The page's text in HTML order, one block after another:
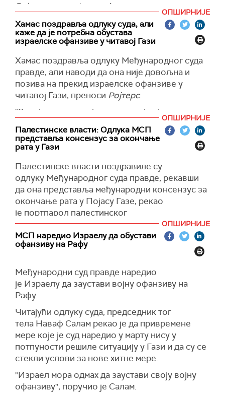
Ројтерс
цитира јужноафричко одељење за
међународне односе које каже да је "наредба
светског суда револуционарна".
"Ова наредба је обавезујућа и Израел мора да
је се придржава", поручују.
Како преносиРојтерс, Јужна Африка је рекла
да ће се обратити Савету безбедности УН са
налогом Међународног суда правде.
Јужноафрички адвокати затражили су прошле
недеље од МСП-а да уведе хитне мере,
рекавши да израелски напади на Рафу морају
бити заустављени како би се осигурао
(Reuters)
ОПШИРНИЈЕ
Хамас поздравља одлуку суда, али
каже да је потребна обустава
израелске офанзиве у читавој Гази
Хамас поздравља одлуку Међународног суда
правде, али наводи да она није довољна и
позива на прекид израелске офанзиве у
читавој Гази, преноси Ројтерс.
"Верујемо да то није довољно, јер је
окупациона агресија широм Појаса Газе,
посебно у северној Гази, једнако брутална и
опасна", каже високи званичник Хамаса Басем
Додаје и да Хамас позива Савет безбедности
УН да спроведе одлуку Међународног суда
правде, као и да поздравља одлуку МСП-а о
слању истражних тела у Газу и обећава
сарадњу у том погледу.
"Хамас се обавезује да ће сарађивати са
истражним комитетима", рекао је Наим за
(Reuters)
ОПШИРНИЈЕ
Палестинске власти: Одлука МСП
представља консензус за окончање
рата у Гази
Палестинске власти поздравиле су
одлуку Међународног суда правде, рекавши
да она представља међународни консензус за
окончање рата у Појасу Газе, рекао
је портпарол палестинског
председника Набил Абу Рудејна за Ројтерс.
(Guardian/Reuters)
ОПШИРНИЈЕ
МСП наредио Израелу да обустави
офанзиву на Рафу
Међународни суд правде наредио
је Израелу да заустави војну офанзиву на
Рафу.
Читајући одлуку суда, председник тог
тела Наваф Салам рекао је да привремене
мере које је суд наредио у марту нису у
потпуности решиле ситуацију у Гази и да су се
стекли услови за нове хитне мере.
"Израел мора одмах да заустави своју војну
офанзиву", поручио је Салам.